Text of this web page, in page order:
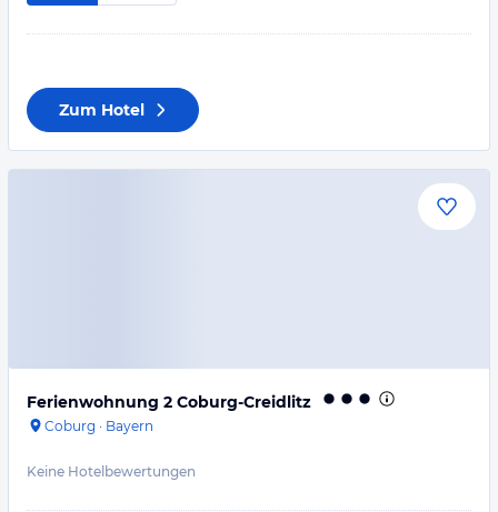
Zum Hotel
Ferienwohnung 2 Coburg-Creidlitz
Coburg · Bayern
Keine Hotelbewertungen